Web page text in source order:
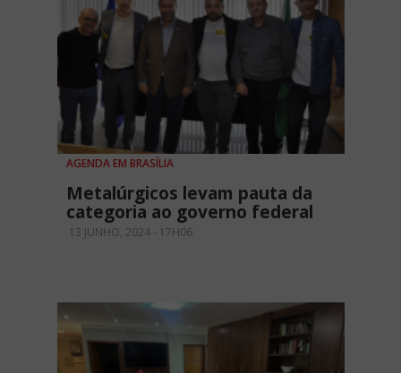
AGENDA EM BRASÍLIA
Metalúrgicos levam pauta da
categoria ao governo federal
13 JUNHO, 2024 - 17H06